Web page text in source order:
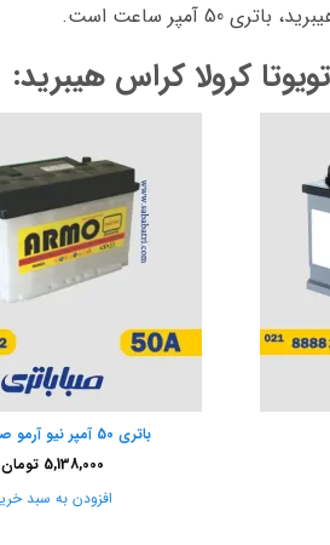
آمپر ساعت است.
کرولا کراس هیبرید:
باتری 50 آمپر نیو آرمو صبا باتری
5,138,000 تومان
افزودن به سبد